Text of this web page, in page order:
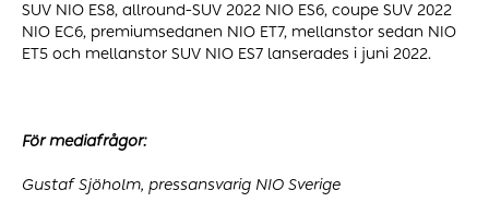
SUV NIO ES8, allround-SUV 2022 NIO ES6, coupe SUV 2022
NIO EC6, premiumsedanen NIO ET7, mellanstor sedan NIO
ET5 och mellanstor SUV NIO ES7 lanserades i juni 2022.
För mediafrågor:
Gustaf Sjöholm, pressansvarig NIO Sverige